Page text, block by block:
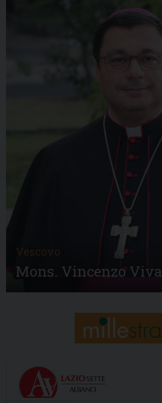
Vescovo
Mons. Vincenzo Viva